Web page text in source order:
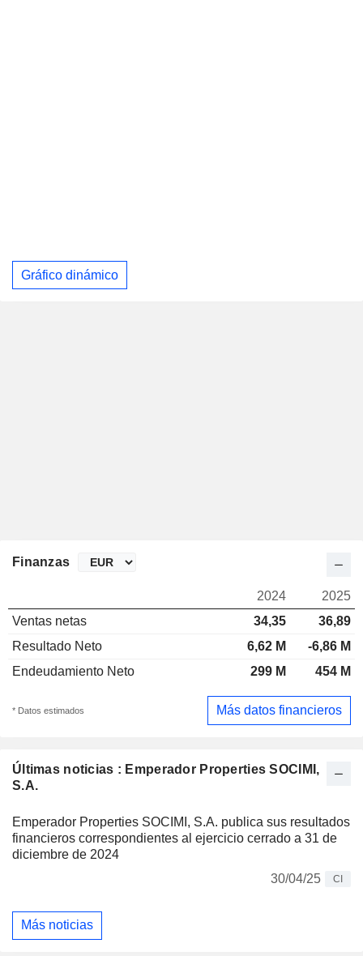
Gráfico dinámico
Últimas noticias : Emperador Properties SOCIMI,
S.A.
Emperador Properties SOCIMI, S.A. publica sus resultados
financieros correspondientes al ejercicio cerrado a 31 de
diciembre de 2024
30/04/25
CI
Más noticias
Finanzas
2024
2025
Ventas netas
34,35
36,89
Resultado Neto
6,62 M
-6,86 M
Endeudamiento Neto
299 M 454 M
* Datos estimados Más datos financieros